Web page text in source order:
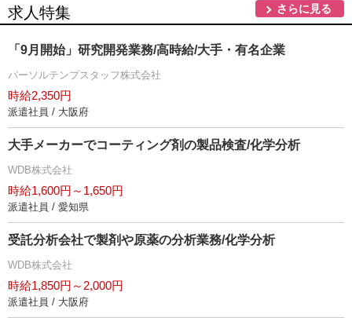
求人特集 さらに見る
「9月開始」研究開発業務/高時給/大手・有名企業
パーソルテンプスタッフ株式会社
時給2,350円
派遣社員 / 大阪府
大手メーカーでコーティング剤の製品検査/化学分析
WDB株式会社
時給1,600円～1,650円
派遣社員 / 愛知県
受託分析会社で製剤や原薬の分析業務/化学分析
WDB株式会社
時給1,850円～2,000円
派遣社員 / 大阪府